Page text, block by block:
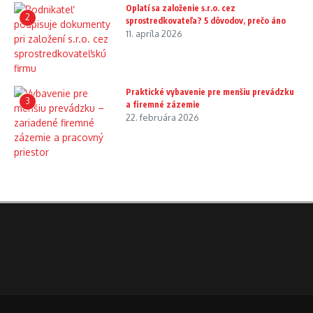
2
Oplatí sa založenie s.r.o. cez
sprostredkovateľa? 5 dôvodov, prečo áno
11. apríla 2026
3
Praktické vybavenie pre menšiu prevádzku
a firemné zázemie
22. februára 2026